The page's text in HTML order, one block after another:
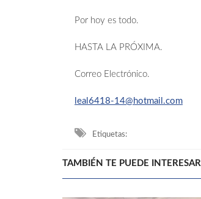
Por hoy es todo.
HASTA LA PRÓXIMA.
Correo Electrónico.
leal6418-14@hotmail.com
Etiquetas:
TAMBIÉN TE PUEDE INTERESAR